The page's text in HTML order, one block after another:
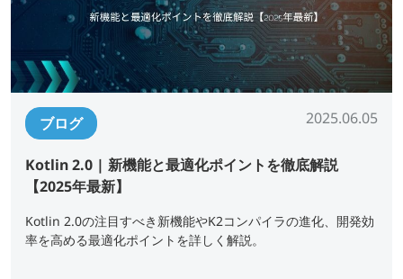
ブログ 2025.06.05
Kotlin 2.0 | 新機能と最適化ポイントを徹底解説
【2025年最新】
Kotlin 2.0の注目すべき新機能やK2コンパイラの進化、開発効
率を高める最適化ポイントを詳しく解説。